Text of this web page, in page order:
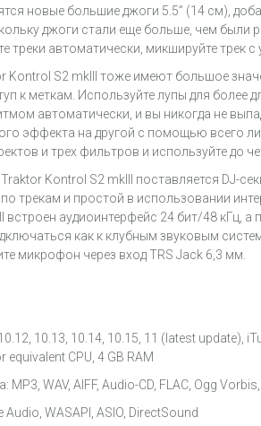
новые большие джоги 5.5” (14 см),
джоги стали еще больше, чем были
треки автоматически, микшируйте трек
Kontrol S2 mkIII тоже имеют большое
к меткам. Используйте лупы для более
автоматически, и вы никогда не
эффекта на другой с помощью всего
и трех фильтров и используйте до
Kontrol S2 mkIII поставляется DJ-
трекам и простой в использовании
встроен аудиоинтерфейс 24 бит/48 кГц,
как к клубным звуковым
микрофон через вход TRS Jack 6,3 мм.
10.13, 10.14, 10.15, 11 (latest update),
equivalent CPU, 4 GB RAM
WAV, AIFF, Audio-CD, FLAC, Ogg Vorbis,
WASAPI, ASIO, DirectSound